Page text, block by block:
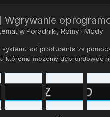
Wgrywanie
w Poradniki, Romy i Mody
od producenta za
któremu możemy debrandować